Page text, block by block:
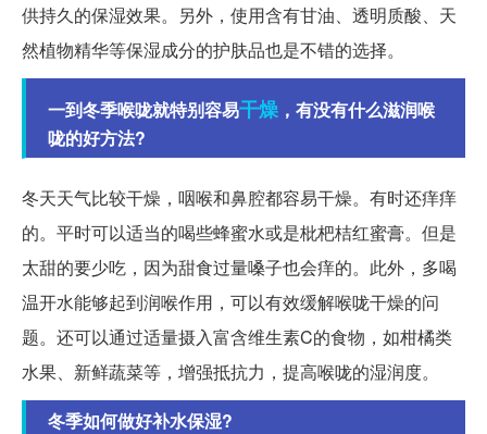
供持久的保湿效果。另外，使用含有甘油、透明质酸、天
然植物精华等保湿成分的护肤品也是不错的选择。
一到冬季喉咙就特别容易干燥 ，有没有什么滋润喉
咙的好方法?
冬天天气比较干燥，咽喉和鼻腔都容易干燥。有时还痒痒
的。平时可以适当的喝些蜂蜜水或是枇杷桔红蜜膏。但是
太甜的要少吃，因为甜食过量嗓子也会痒的。此外，多喝
温开水能够起到润喉作用，可以有效缓解喉咙干燥的问
题。还可以通过适量摄入富含维生素C的食物，如柑橘类
水果、新鲜蔬菜等，增强抵抗力，提高喉咙的湿润度。
冬季如何做好补水保湿?